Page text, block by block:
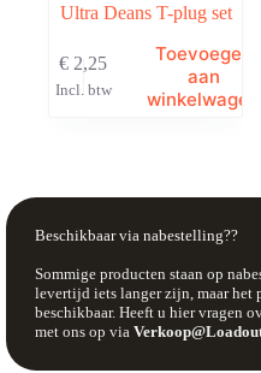
Ultra Deans T-plug set
€ 2,25
Incl. btw
Toevoegen
aan
winkelwagen
Beschikbaar via nabestelling??
Sommige producten staan op
levertijd iets langer zijn, maar het
beschikbaar. Heeft u hier vragen
met ons op via